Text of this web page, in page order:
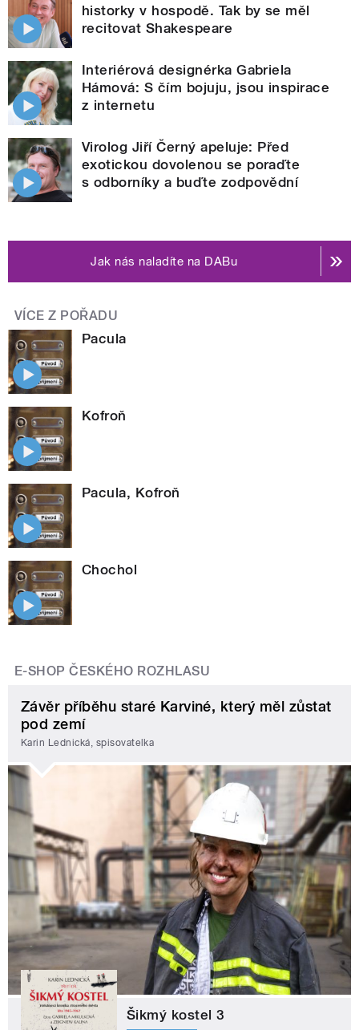
historky v hospodě. Tak by se měl
recitovat Shakespeare
Interiérová designérka Gabriela
Hámová: S čím bojuju, jsou inspirace
z internetu
Virolog Jiří Černý apeluje: Před
exotickou dovolenou se poraďte
s odborníky a buďte zodpovědní
Jak nás naladíte na DABu
VÍCE Z POŘADU
Pacula
Kofroň
Pacula, Kofroň
Chochol
E-SHOP ČESKÉHO ROZHLASU
Závěr příběhu staré Karviné, který měl zůstat
pod zemí
Karin Lednická, spisovatelka
Šikmý kostel 3